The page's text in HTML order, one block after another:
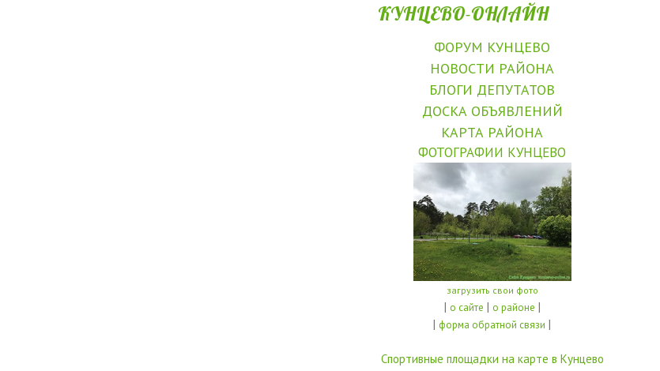
КУНЦЕВО-ОНЛАЙН
ФОРУМ КУНЦЕВО
НОВОСТИ РАЙОНА
БЛОГИ ДЕПУТАТОВ
ДОСКА ОБЪЯВЛЕНИЙ
КАРТА РАЙОНА
ФОТОГРАФИИ КУНЦЕВО
загрузить свои фото
| о сайте | о районе |
|форма обратной связи |
Спортивные площадки на карте в Кунцево